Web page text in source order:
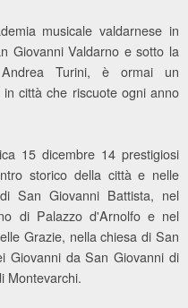
musicale valdarnese in
Giovanni Valdarno e sotto la
Turini, è ormai un
città che riscuote ogni anno
15 dicembre 14 prestigiosi
storico della città e nelle
San Giovanni Battista, nel
di Palazzo d'Arnolfo e nel
Grazie, nella chiesa di San
Giovanni da San Giovanni di
Montevarchi.